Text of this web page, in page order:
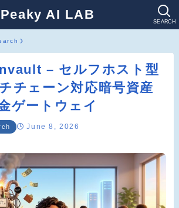
Peaky AI LAB SEARCH
– セルフホスト型
チェーン対応暗号資産
ゲートウェイ
June 8, 2026